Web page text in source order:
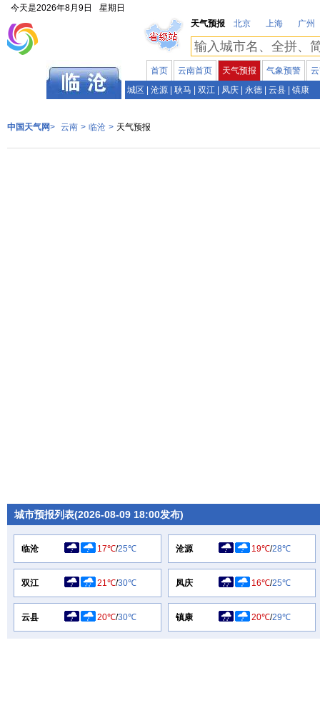
今天是2026年8月9日
星期日
天气预报
北京 上海 广州
首页 云南首页 天气预报 气象预警
城区
沧源 耿马 双江 凤庆 永德 云县 镇康
中国天气网> 云南 > 临沧 > 天气预报
城市预报列表(2026-08-09 18:00发布)
临沧 17℃/25℃ 沧源 19℃/28℃
双江 21℃/30℃ 凤庆 16℃/25℃
云县 20℃/30℃ 镇康 20℃/29℃